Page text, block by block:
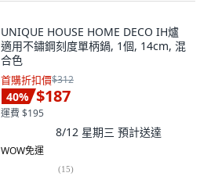
UNIQUE HOUSE HOME DECO IH爐
適用不鏽鋼刻度單柄鍋, 1個, 14cm, 混
合色
首購折扣價$312
40% $187
運費 $195
8/12 星期三 預計送達
WOW免運
(15)